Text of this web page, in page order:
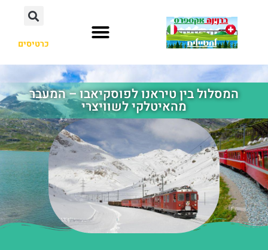
כרטיסים
המסלול בין טיראנו לפוסקיאבו – המעבר
מהאיטלקי לשוויצרי